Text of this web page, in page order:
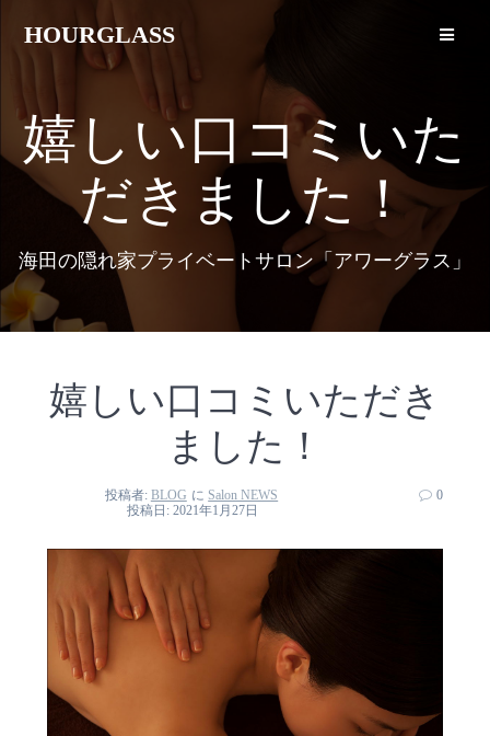
HOURGLASS
嬉しい口コミいた
だきました！
海田の隠れ家プライベートサロン「アワーグラス」
嬉しい口コミいただき
ました！
投稿者: BLOG に Salon NEWS
投稿日: 2021年1月27日
0